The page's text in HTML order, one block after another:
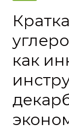
как